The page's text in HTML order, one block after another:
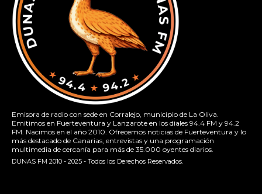
Emisora de radio con sede en Corralejo, municipio de La Oliva.
Emitimos en Fuerteventura y Lanzarote en los diales 94.4 FM y 94.2
FM. Nacimos en el año 2010. Ofrecemos noticias de Fuerteventura y lo
más destacado de Canarias, entrevistas y una programación
multimedia de cercanía para más de 35.000 oyentes diarios.
DUNAS FM 2010 - 2025 - Todos los Derechos Reservados.